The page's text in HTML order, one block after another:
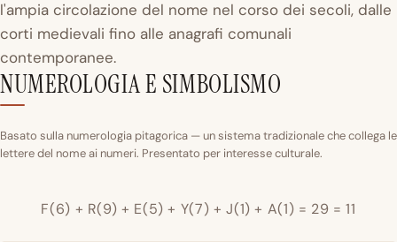
l'ampia circolazione del nome nel corso dei secoli, dalle
corti medievali fino alle anagrafi comunali
contemporanee.
NUMEROLOGIA E SIMBOLISMO
Basato sulla numerologia pitagorica — un sistema tradizionale che collega le
lettere del nome ai numeri. Presentato per interesse culturale.
F(6) + R(9) + E(5) + Y(7) + J(1) + A(1) = 29 = 11